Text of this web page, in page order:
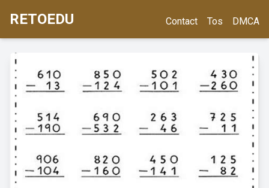
RETOEDU Contact Tos DMCA